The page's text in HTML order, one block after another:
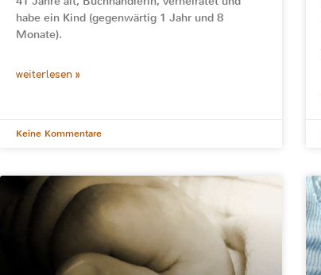
habe ein Kind (gegenwärtig 1 Jahr und 8
Monate).
weiterlesen »
Keine Kommentare